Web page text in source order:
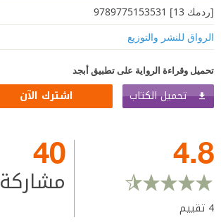
[ردمك 13] 9789775153531
الرواق للنشر والتوزيع
تحميل وقراءة الرواية على تطبيق أبجد
تحميل الكتاب اشترك الآن
4.8
4 تقييم
40
مشاركة